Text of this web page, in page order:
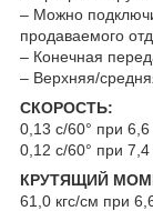
– Можно
продаваемого
– Конечная
– Верхняя/
СКОРОСТЬ:
0,13 с/60° при
0,12 с/60° при
КРУТЯЩИЙ
61,0 кгс/см при